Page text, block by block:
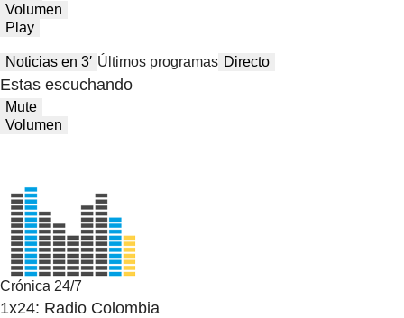
Volumen
Play
Noticias en 3′ Últimos programas Directo
Estas escuchando
Mute
Volumen
Crónica 24/7
1x24: Radio Colombia